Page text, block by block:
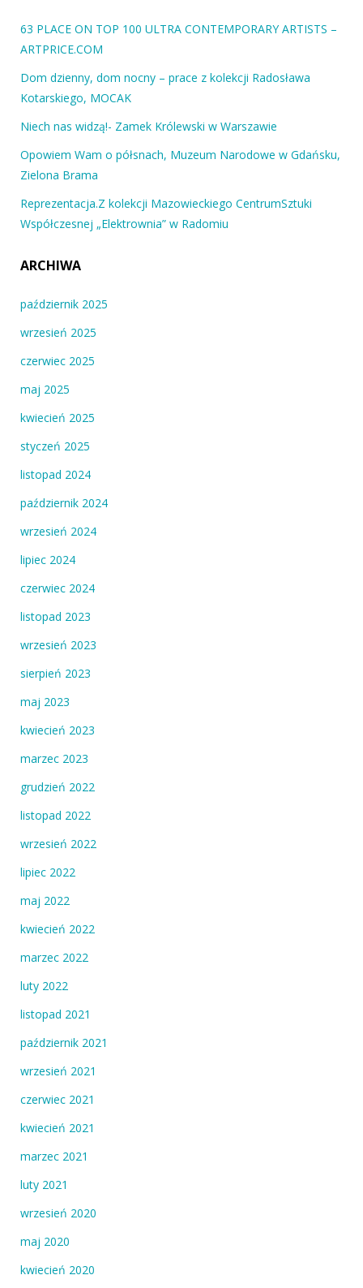
63 PLACE ON TOP 100 ULTRA CONTEMPORARY ARTISTS –
ARTPRICE.COM
Dom dzienny, dom nocny – prace z kolekcji Radosława
Kotarskiego, MOCAK
Niech nas widzą!- Zamek Królewski w Warszawie
Opowiem Wam o półsnach, Muzeum Narodowe w Gdańsku,
Zielona Brama
Reprezentacja.Z kolekcji Mazowieckiego CentrumSztuki
Współczesnej „Elektrownia” w Radomiu
ARCHIWA
październik 2025
wrzesień 2025
czerwiec 2025
maj 2025
kwiecień 2025
styczeń 2025
listopad 2024
październik 2024
wrzesień 2024
lipiec 2024
czerwiec 2024
listopad 2023
wrzesień 2023
sierpień 2023
maj 2023
kwiecień 2023
marzec 2023
grudzień 2022
listopad 2022
wrzesień 2022
lipiec 2022
maj 2022
kwiecień 2022
marzec 2022
luty 2022
listopad 2021
październik 2021
wrzesień 2021
czerwiec 2021
kwiecień 2021
marzec 2021
luty 2021
wrzesień 2020
maj 2020
kwiecień 2020